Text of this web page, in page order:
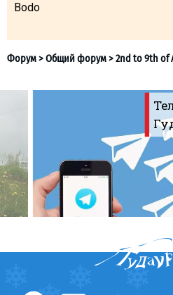
Bodo
Форум Общий форум >2nd
ПРОЖИВАНИЕ
Горячие
Долгосрочная
Казбеги
Другое
О Грузии